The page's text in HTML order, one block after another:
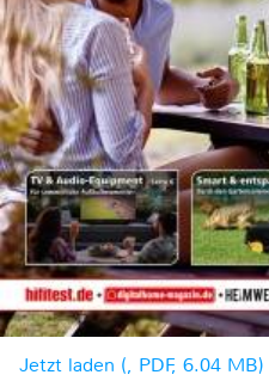
Jetzt laden (, PDF, 6.04 MB)